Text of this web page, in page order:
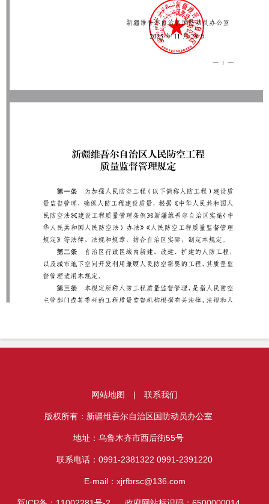
网站地图 | 联系我们
版权所有：新疆维吾尔自治区国防动员办公室
地址：乌鲁木齐市西后街55号
联系电话：0991-2381322 0991-2391220
E-mail：xjrfbrsc@136.com